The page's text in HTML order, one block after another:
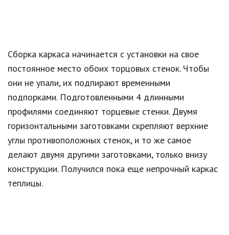
Сборка каркаса начинается с установки на свое
постоянное место обоих торцовых стенок. Чтобы
они не упали, их подпирают временными
подпорками. Подготовленными 4 длинными
профилями соединяют торцевые стенки. Двумя
горизонтальными заготовками скрепляют верхние
углы противоположных стенок, и то же самое
делают двумя другими заготовками, только внизу
конструкции. Получился пока еще непрочный каркас
теплицы.